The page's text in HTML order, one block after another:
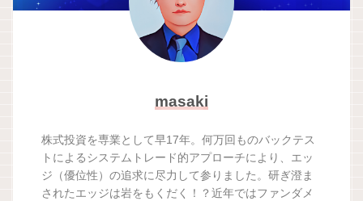
masaki
株式投資を専業として早17年。何万回ものバックテス
トによるシステムトレード的アプローチにより、エッ
ジ（優位性）の追求に尽力して参りました。研ぎ澄ま
されたエッジは岩をもくだく！？近年ではファンダメ